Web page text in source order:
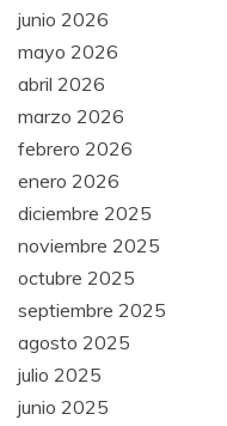
junio 2026
mayo 2026
abril 2026
marzo 2026
febrero 2026
enero 2026
diciembre 2025
noviembre 2025
octubre 2025
septiembre 2025
agosto 2025
julio 2025
junio 2025